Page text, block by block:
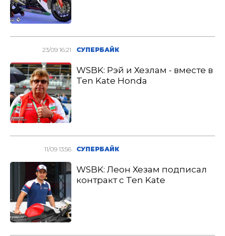
23/09 16:21 СУПЕРБАЙК
WSBK: Рэй и Хезлам - вместе в
Ten Kate Honda
11/09 13:56 СУПЕРБАЙК
WSBK: Леон Хезам подписал
контракт с Ten Kate